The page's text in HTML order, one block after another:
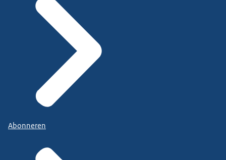
Abonneren